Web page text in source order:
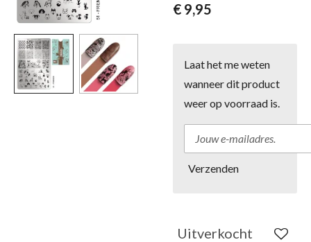
€ 9,95
Laat het me weten
wanneer dit product
weer op voorraad is.
Verzenden
Uitverkocht